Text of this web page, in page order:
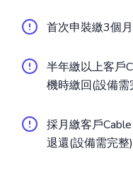
首次申裝繳3個
半年繳以上客戶
機時繳回(設備需
採月繳客戶
退還(設備需完整)